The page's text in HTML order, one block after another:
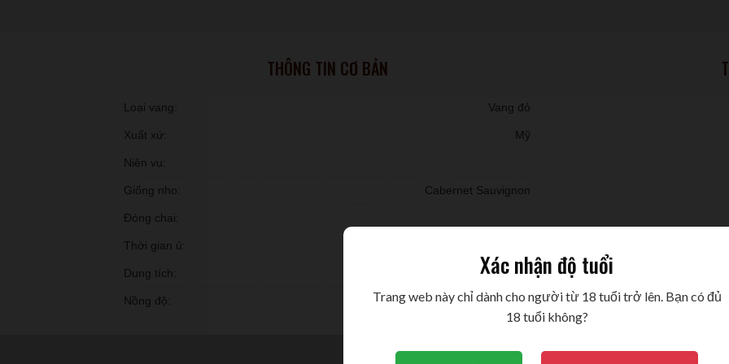
THÔNG TIN CƠ BẢN
Loại vang: Vang đỏ
Xuất xứ: Mỹ
Niên vụ:
Giống nho: Cabernet Sauvignon
Đóng chai:
Thời gian ủ:
Dung tích:
Nồng độ:
Xác nhận độ tuổi
Trang web này chỉ dành cho người từ 18 tuổi trở lên. Bạn có đủ
18 tuổi không?